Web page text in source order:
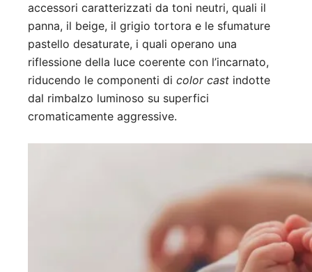
accessori caratterizzati da toni neutri, quali il
panna, il beige, il grigio tortora e le sfumature
pastello desaturate, i quali operano una
riflessione della luce coerente con l’incarnato,
riducendo le componenti di color cast indotte
dal rimbalzo luminoso su superfici
cromaticamente aggressive.